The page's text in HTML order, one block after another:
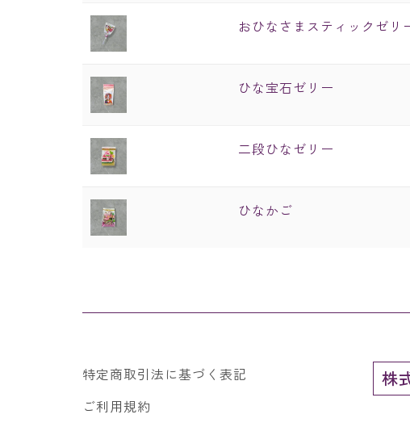
おひなさまスティックゼリ
ひな宝石ゼリー
二段ひなゼリー
ひなかご
特定商取引法に基づく表記
ご利用規約
株